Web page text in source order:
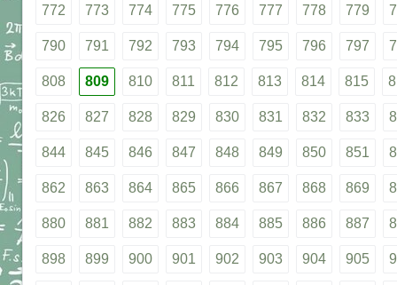
772 773 774 775 776 777 778 779
790 791 792 793 794 795 796 797
808 809 810 811 812 813 814 815
826 827 828 829 830 831 832 833
844 845 846 847 848 849 850 851
862 863 864 865 866 867 868 869
880 881 882 883 884 885 886 887
898 899 900 901 902 903 904 905